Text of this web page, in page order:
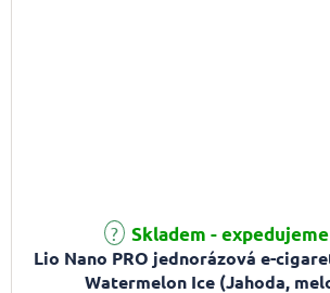
Lio Nano PRO jednorázová e-
Watermelon Ice (Jahoda,
Skladem -